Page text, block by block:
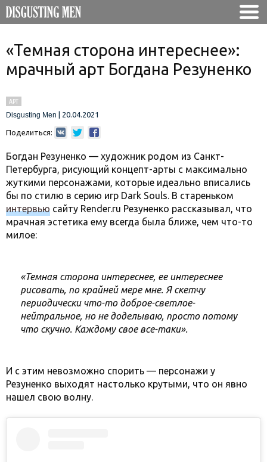
«Темная сторона интереснее»:
мрачный арт Богдана Резуненко
АРТ
Disgusting Men
20.04.2021
Поделиться:
Богдан Резуненко — художник родом из Санкт-
Петербурга, рисующий концепт-арты с максимально
жуткими персонажами, которые идеально вписались
бы по стилю в серию игр Dark Souls. В стареньком
интервью сайту Render.ru Резуненко рассказывал, что
мрачная эстетика ему всегда была ближе, чем что-то
милое:
«Темная сторона интереснее, ее интереснее
рисовать, по крайней мере мне. Я скетчу
периодически что-то доброе-светлое-
нейтральное, но не доделываю, просто потому
что скучно. Каждому свое все-таки».
И с этим невозможно спорить — персонажи у
Резуненко выходят настолько крутыми, что он явно
нашел свою волну.